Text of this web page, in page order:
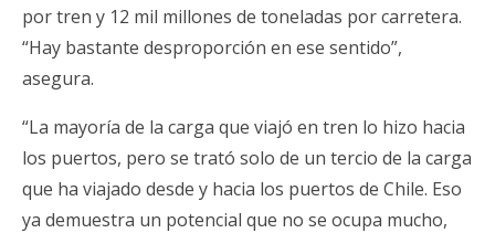
por tren y 12 mil millones de toneladas por carretera.
“Hay bastante desproporción en ese sentido”,
asegura.
“La mayoría de la carga que viajó en tren lo hizo hacia
los puertos, pero se trató solo de un tercio de la carga
que ha viajado desde y hacia los puertos de Chile. Eso
ya demuestra un potencial que no se ocupa mucho,